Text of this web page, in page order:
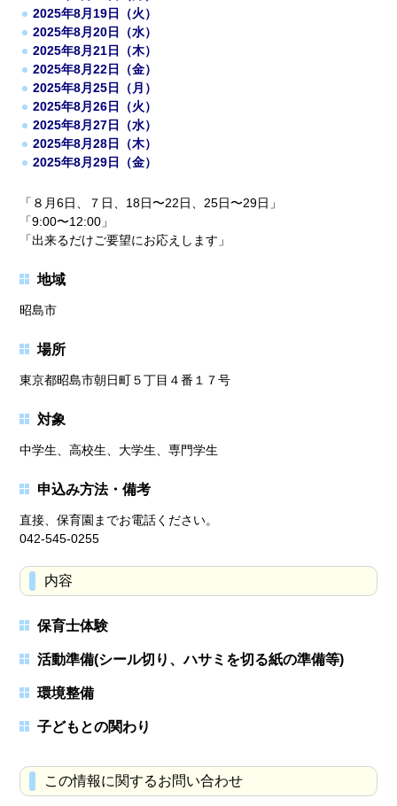
2025年8月19日（火）
2025年8月20日（水）
2025年8月21日（木）
2025年8月22日（金）
2025年8月25日（月）
2025年8月26日（火）
2025年8月27日（水）
2025年8月28日（木）
2025年8月29日（金）
「８月6日、７日、18日〜22日、25日〜29日」
「9:00〜12:00」
「出来るだけご要望にお応えします」
地域
昭島市
場所
東京都昭島市朝日町５丁目４番１７号
対象
中学生、高校生、大学生、専門学生
申込み方法・備考
直接、保育園までお電話ください。
042-545-0255
内容
保育士体験
活動準備(シール切り、ハサミを切る紙の準備等)
環境整備
子どもとの関わり
この情報に関するお問い合わせ